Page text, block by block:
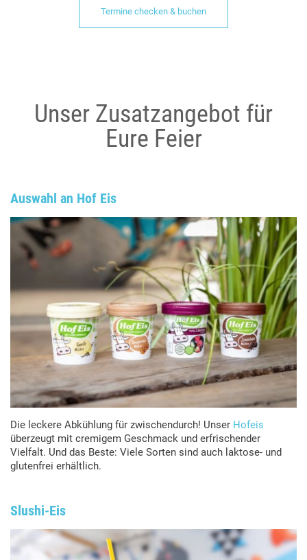
Termine checken & buchen
Unser Zusatzangebot für
Eure Feier
Auswahl an Hof Eis
Die leckere Abkühlung für zwischendurch! Unser Hofeis
überzeugt mit cremigem Geschmack und erfrischender
Vielfalt. Und das Beste: Viele Sorten sind auch laktose- und
glutenfrei erhältlich.
Slushi-Eis